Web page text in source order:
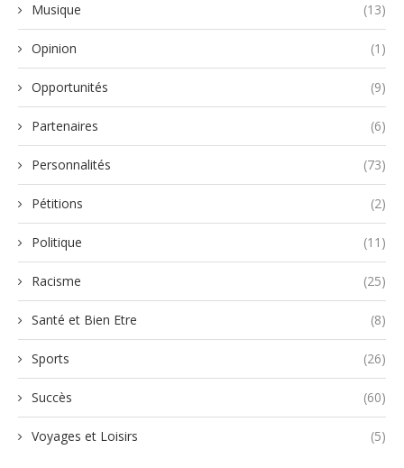
Musique (13)
Opinion (1)
Opportunités (9)
Partenaires (6)
Personnalités (73)
Pétitions (2)
Politique (11)
Racisme (25)
Santé et Bien Etre (8)
Sports (26)
Succès (60)
Voyages et Loisirs (5)